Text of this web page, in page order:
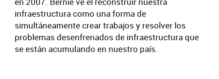
infraestructura como una forma de
simultáneamente crear trabajos y resolver los
problemas desenfrenados de infraestructura que
se están acumulando en nuestro país.